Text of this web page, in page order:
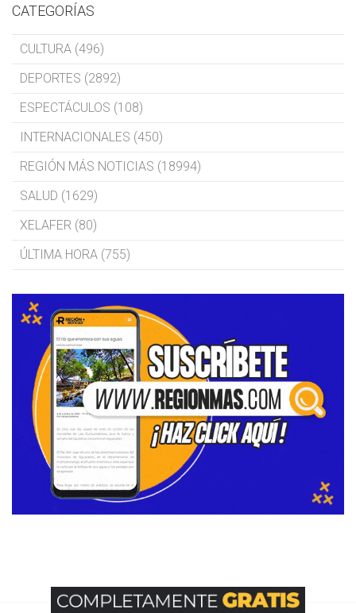
CATEGORÍAS
CULTURA (496)
DEPORTES (2892)
ESPECTÁCULOS (108)
INTERNACIONALES (450)
REGIÓN MÁS NOTICIAS (18994)
SALUD (1629)
XELAFER (80)
ÚLTIMA HORA (755)